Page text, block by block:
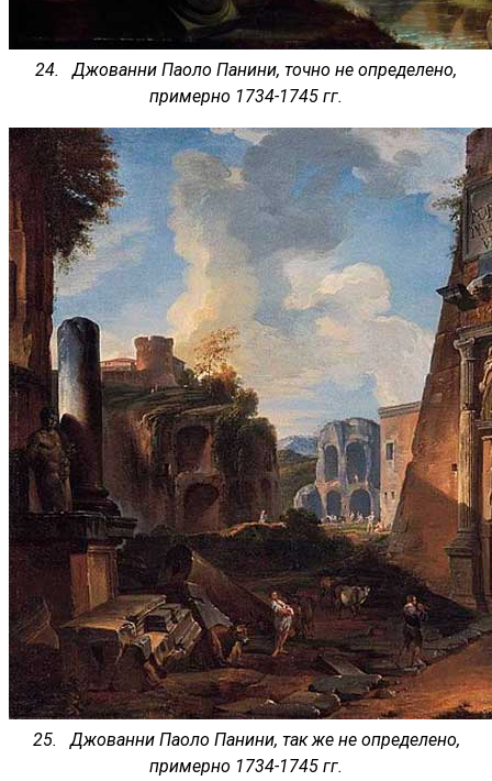
24. Джованни Паоло Панини, точно не определено,
примерно 1734-1745 гг.
25. Джованни Паоло Панини, так же не определено,
примерно 1734-1745 гг.